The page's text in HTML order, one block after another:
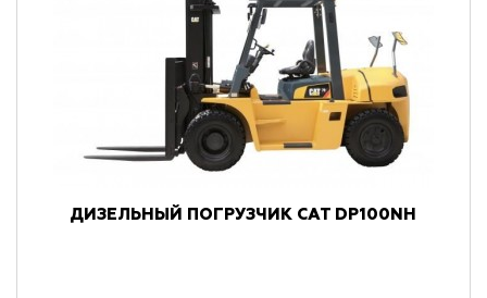
ДИЗЕЛЬНЫЙ ПОГРУЗЧИК CAT DP100NH